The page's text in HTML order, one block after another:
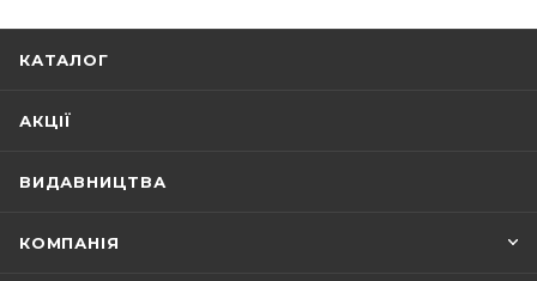
КАТАЛОГ
АКЦІЇ
ВИДАВНИЦТВА
КОМПАНІЯ